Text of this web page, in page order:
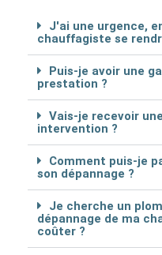
J'ai une urgence,
chauffagiste se
Puis-je avoir une
prestation ?
Vais-je recevoir
intervention ?
Comment puis-je
son dépannage ?
Je cherche un
dépannage de ma
coûter ?